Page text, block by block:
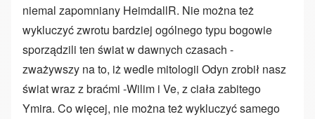
niemal zapomniany HeimdallR. Nie można też
wykluczyć zwrotu bardziej ogólnego typu bogowie
sporządzili ten świat w dawnych czasach -
zważywszy na to, iż wedle mitologii Odyn zrobił nasz
świat wraz z braćmi -Wilim i Ve, z ciała zabitego
Ymira. Co więcej, nie można też wykluczyć samego